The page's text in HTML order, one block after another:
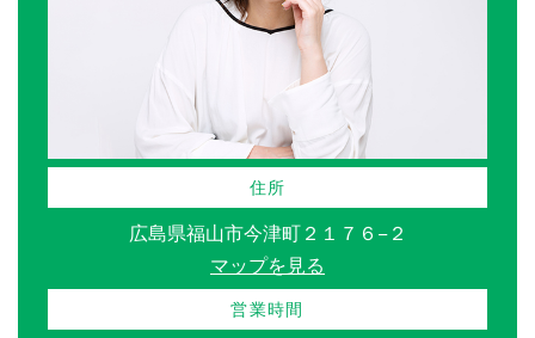
住所
広島県福山市今津町２１７６−２
マップを見る
営業時間